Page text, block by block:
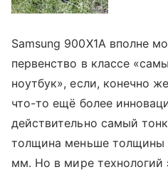
Samsung 900X1A вполне
первенство в классе
ноутбук», если, конечно
что-то ещё более
действительно самый
толщина меньше толщины
мм. Но в мире технологий